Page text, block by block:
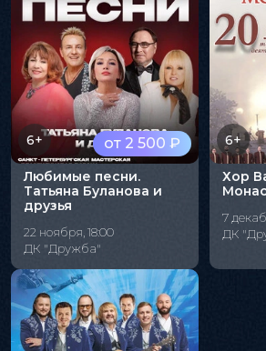
от 2 500 ₽
6+
Любимые песни.
Татьяна Буланова и
друзья
22 ноября, 18:00
ДК "Дружба"
6+
Хор
7
ДК